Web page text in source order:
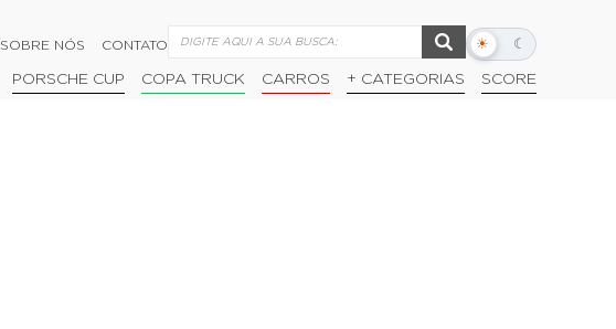
SOBRE NÓS CONTATO ☀ ☾
Alternar
escuro
PORSCHE CUP COPA TRUCK CARROS + CATEGORIAS SCORE